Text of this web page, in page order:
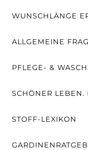
WUNSCHLÄNGE
ALLGEMEINE
PFLEGE- &
SCHÖNER LEBEN.
STOFF-LEXIKON